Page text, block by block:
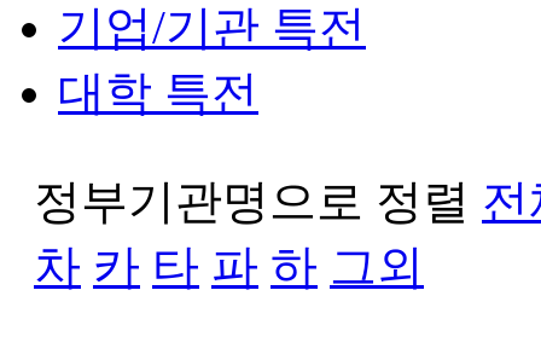
기업/기관 특전
대학 특전
정부기관명으로 정렬 전
차 카 타 파 하 그외